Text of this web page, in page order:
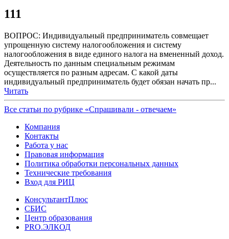
111
ВОПРОС: Индивидуальный предприниматель совмещает
упрощенную систему налогообложения и систему
налогообложения в виде единого налога на вмененный доход.
Деятельность по данным специальным режимам
осуществляется по разным адресам. С какой даты
индивидуальный предприниматель будет обязан начать пр...
Читать
Все статьи по рубрике «Спрашивали - отвечаем»
Компания
Контакты
Работа у нас
Правовая информация
Политика обработки персональных данных
Технические требования
Вход для РИЦ
КонсультантПлюс
СБИС
Центр образования
PRO.ЭЛКОД